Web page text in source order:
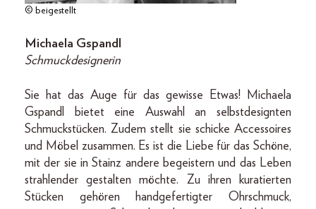
© beigestellt
Michaela Gspandl
Schmuckdesignerin
Sie hat das Auge für das gewisse Etwas! Michaela
Gspandl bietet eine Auswahl an selbstdesignten
Schmuckstücken. Zudem stellt sie schicke Accessoires
und Möbel zusammen. Es ist die Liebe für das Schöne,
mit der sie in Stainz andere begeistern und das Leben
strahlender gestalten möchte. Zu ihren kuratierten
Stücken gehören handgefertigter Ohrschmuck,